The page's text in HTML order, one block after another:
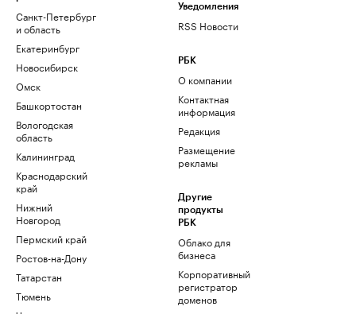
Санкт-Петербург
и область
Екатеринбург
Новосибирск
Омск
Башкортостан
Вологодская
область
Калининград
Краснодарский
край
Нижний
Новгород
Пермский край
Ростов-на-Дону
Татарстан
Тюмень
Уведомления
RSS Новости
РБК
О компании
Контактная
информация
Редакция
Размещение
рекламы
Другие
продукты
РБК
Облако для
бизнеса
Корпоративный
регистратор
доменов